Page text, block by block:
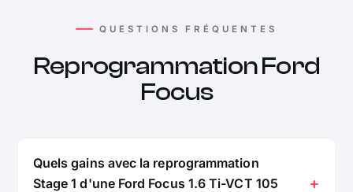
QUESTIONS FRÉQUENTES
Reprogrammation Ford
Focus
Quels gains avec la reprogrammation
Stage 1 d'une Ford Focus 1.6 Ti-VCT 105